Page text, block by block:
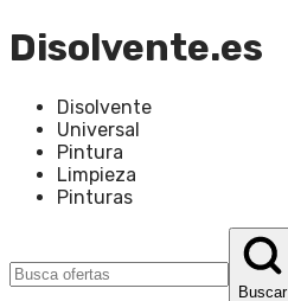
Disolvente.es
Disolvente
Universal
Pintura
Limpieza
Pinturas
Buscar